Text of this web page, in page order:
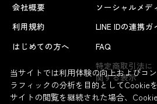
会社概要
利用規約
はじめての方へ
ソーシャルメデ
LINE IDの連携ガ
FAQ
特定商取引法に
関する表示
当サイトでは利用体験の向上およびコ
ラフィックの分析を目的としてCookie
サイトの閲覧を継続された場合、